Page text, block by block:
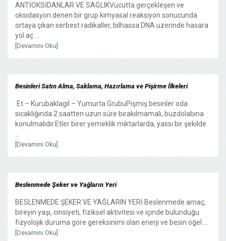
ANTİOKSİDANLAR VE SAĞLIKVücutta gerçekleşen ve
oksidasyon denen bir grup kimyasal reaksiyon sonucunda
ortaya çıkan serbest radikaller, bilhassa DNA üzerinde hasara
yol aç ...
[Devamını Oku]
Besinleri Satın Alma, Saklama, Hazırlama ve Pişirme İlkeleri
Et – Kurubaklagil – Yumurta GrubuPişmiş besinler oda
sıcaklığında 2 saatten uzun süre bırakılmamalı, buzdolabına
konulmalıdır.Etler birer yemeklik miktarlarda, yassı bir şekilde
[Devamını Oku]
Beslenmede Şeker ve Yağların Yeri
BESLENMEDE ŞEKER VE YAĞLARIN YERİ Beslenmede amaç,
bireyin yaşı, cinsiyeti, fiziksel aktivitesi ve içinde bulunduğu
fizyolojik duruma göre gereksinimi olan enerji ve besin öğel ...
[Devamını Oku]